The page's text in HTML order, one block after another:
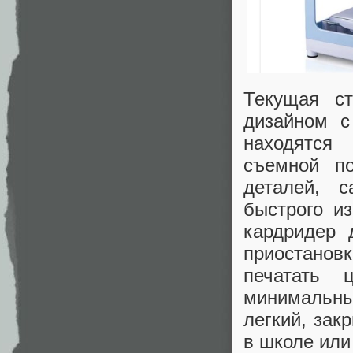
Текущая
дизайном
съемной
деталей,
быстрого
легкий,
в школе